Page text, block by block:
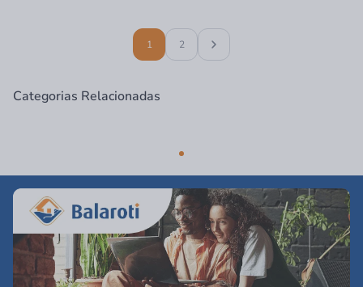
1 2
Categorias Relacionadas